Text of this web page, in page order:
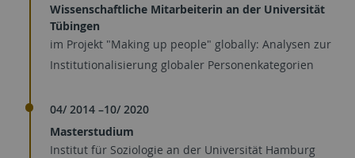
Wissenschaftliche Mitarbeiterin an der Universität
Tübingen
im Projekt "Making up people" globally: Analysen zur
Institutionalisierung globaler Personenkategorien
04/ 2014 –10/ 2020
Masterstudium
Institut für Soziologie an der Universität Hamburg